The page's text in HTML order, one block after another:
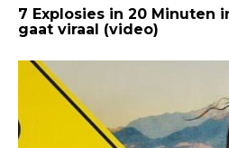
7 Explosies in 20 Minuten
gaat viraal (video)